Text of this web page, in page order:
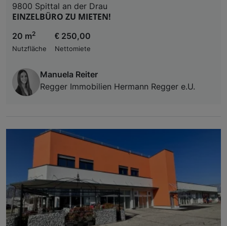
9800 Spittal an der Drau
EINZELBÜRO ZU MIETEN!
20 m2
Nutzfläche
€ 250,00
Nettomiete
Manuela Reiter
Regger Immobilien Hermann Regger e.U.